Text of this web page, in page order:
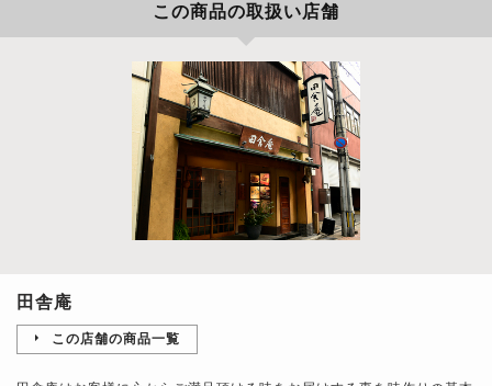
この商品の取扱い店舗
田舎庵
この店舗の商品一覧